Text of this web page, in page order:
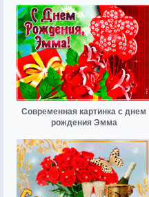
Современная картинка с днем
рождения Эмма